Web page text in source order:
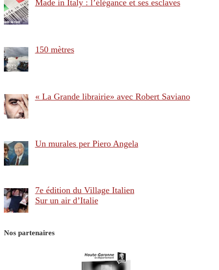
Made in Italy : l’élégance et ses esclaves
150 mètres
« La Grande librairie» avec Robert Saviano
Un murales per Piero Angela
7e édition du Village Italien
Sur un air d’Italie
Nos partenaires